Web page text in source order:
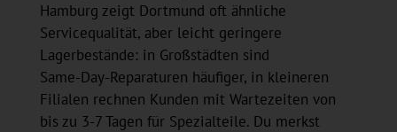
Hamburg zeigt Dortmund oft ähnliche
Servicequalität, aber leicht geringere
Lagerbestände: in Großstädten sind
Same‑Day‑Reparaturen häufiger, in kleineren
Filialen rechnen Kunden mit Wartezeiten von
bis zu 3-7 Tagen für Spezialteile. Du merkst